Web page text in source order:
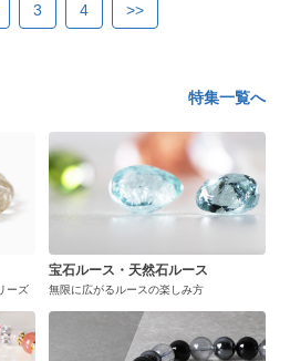
3 4 >>
特集一覧へ
ーズ
宝石ルース・天然石ルース
無限に広がるルースの楽しみ方